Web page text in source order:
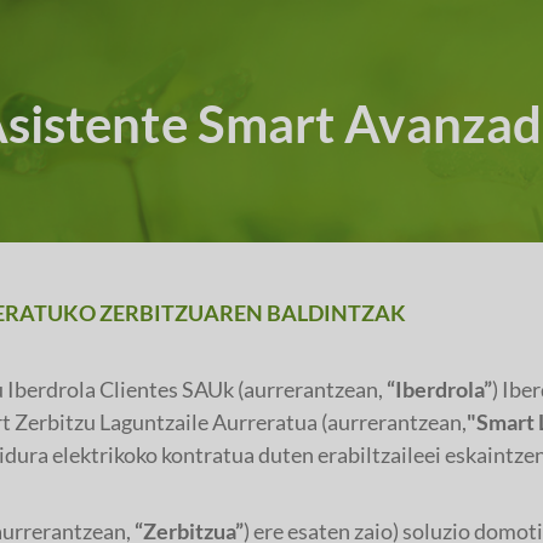
Smart
ZERBITZUAREN BALDINTZAK
Clientes SAUk (aurrerantzean, “Iberdrola”)
Zerbitzu Laguntzaile Aurreratua (aurrerantzean,"Smart
elektrikoko kontratua duten erabiltzaileei
“Zerbitzua”) ere esaten zaio) soluzio